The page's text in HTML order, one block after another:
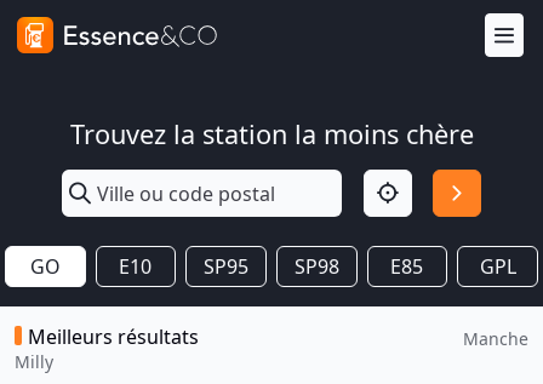
Trouvez la station la moins chère
GO E10 SP95 SP98 E85 GPL
Meilleurs résultats
Milly
Manche